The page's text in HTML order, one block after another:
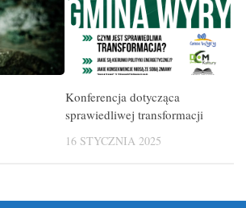
Konferencja dotycząca
sprawiedliwej transformacji
16 STYCZNIA 2025